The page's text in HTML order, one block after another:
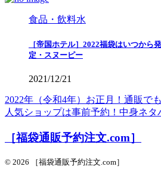
食品・飲料水
［帝国ホテル］2022福袋はいつか
定・スヌーピー
2021/12/21
2022年（令和4年）お正月！通販で
人気ショップは事前予約！中身ネタ
［福袋通販予約注文.com］
© 2026 ［福袋通販予約注文.com］